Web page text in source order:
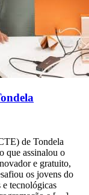
de Tondela
que assinalou o
e gratuito,
os jovens do
tecnológicas